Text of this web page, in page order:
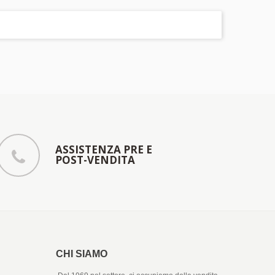
ASSISTENZA PRE E
POST-VENDITA
CHI SIAMO